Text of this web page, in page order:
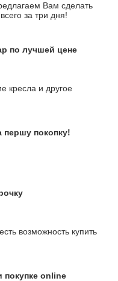
Вам сделать
за три дня!
по лучшей цене
кресла и другое
першу покопку!
возможность купить
покупке online